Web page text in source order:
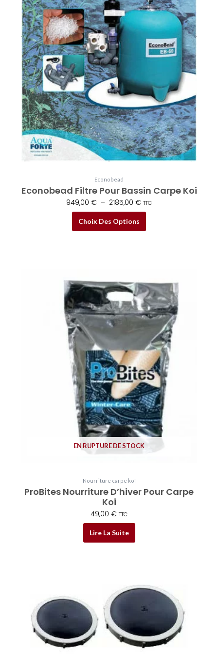
Econobead
Econobead Filtre Pour Bassin Carpe Koi
949,00 € – 2185,00 € TTC
Choix Des Options
peuvent
être
choisies
sur
la
produit
EN RUPTURE DE STOCK
Nourriture carpe koï
ProBites Nourriture D’hiver Pour Carpe
Koi
49,00 € TTC
Lire La Suite
Plage
de
prix :
à
48,75 €
Ce
produit
a
variations.
Les